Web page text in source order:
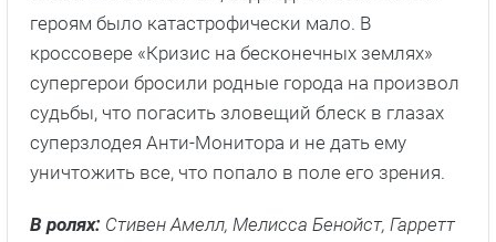
героям было катастрофически мало. В
кроссовере «Кризис на бесконечных землях»
супергерои бросили родные города на произвол
судьбы, что погасить зловещий блеск в глазах
суперзлодея Анти-Монитора и не дать ему
уничтожить все, что попало в поле его зрения.
В ролях: Стивен Амелл, Мелисса Бенойст, Гарретт